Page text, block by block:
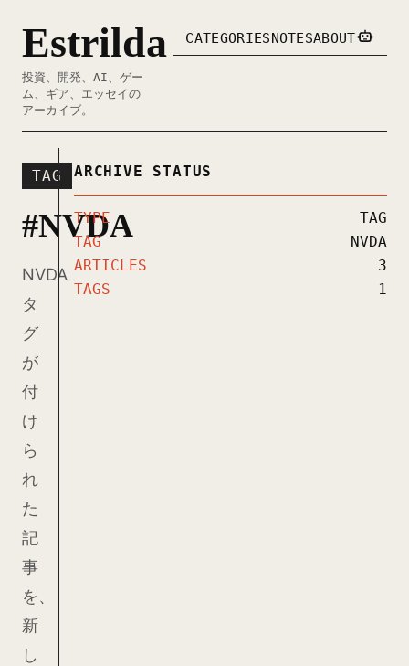
Estrilda CATEGORIESNOTESABOUT
投資、開発、AI、ゲー
ム、ギア、エッセイの
アーカイブ。
TAG
#NVDA
NVDA
タ
グ
が
付
け
ら
れ
た
記
事
を、
新
し
ARCHIVE STATUS
TYPE
TAG
TAG
NVDA
ARTICLES
3
TAGS
1